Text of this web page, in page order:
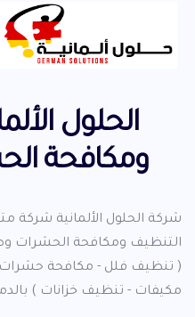
الحلول
ومكافحة
شركة الحلول الألمانية
التنظيف ومكافحة الحشرات
( تنظيف فلل - مكافحة
مكيفات - تنظيف خزانات )